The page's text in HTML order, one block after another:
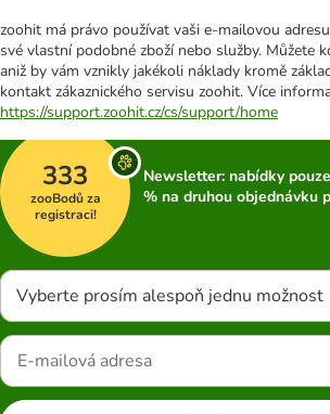
zoohit má právo používat vaši e-mailovou
své vlastní podobné zboží nebo služby. Můžete
aniž by vám vznikly jakékoli náklady kromě
kontakt zákaznického servisu zoohit. Více
https://support.zoohit.cz/cs/support/home
333
zooBodů za
registraci!
Newsletter: nabídky
% na druhou objednávku
Vyberte prosím alespoň jednu možnost